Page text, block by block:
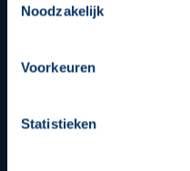
op een veilige en integere
beheren op de privacy-
Noodzakelijk
Voorkeuren
Statistieken